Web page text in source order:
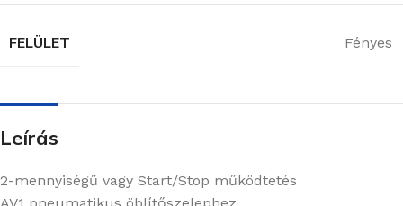
FELÜLET Fényes
Leírás
2-mennyiségű vagy Start/Stop működtetés